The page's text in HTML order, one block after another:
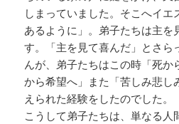
しまっていました。そこへイエ
あるように」。弟子たちは主を
す。「主を見て喜んだ」とさら
んが、弟子たちはこの時「死か
から希望へ」また「苦しみ悲し
えられた経験をしたのでした。
こうして弟子たちは、単なる人